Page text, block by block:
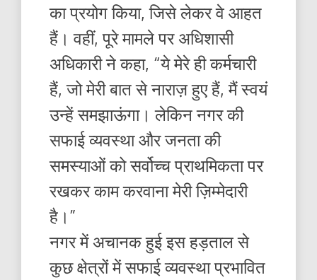
का प्रयोग किया, जिसे लेकर वे आहत
हैं। वहीं, पूरे मामले पर अधिशासी
अधिकारी ने कहा, “ये मेरे ही कर्मचारी
हैं, जो मेरी बात से नाराज़ हुए हैं, मैं स्वयं
उन्हें समझाऊंगा। लेकिन नगर की
सफाई व्यवस्था और जनता की
समस्याओं को सर्वोच्च प्राथमिकता पर
रखकर काम करवाना मेरी ज़िम्मेदारी
है।”
नगर में अचानक हुई इस हड़ताल से
कुछ क्षेत्रों में सफाई व्यवस्था प्रभावित